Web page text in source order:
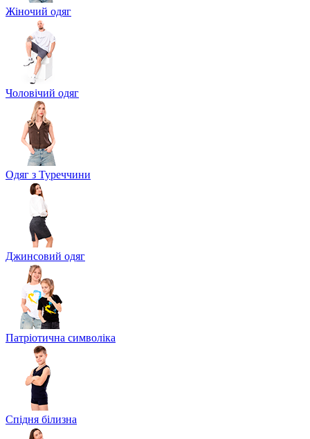
Жіночий одяг
Чоловічий одяг
Одяг з Туреччини
Джинсовий одяг
Патріотична символіка
Спідня білизна